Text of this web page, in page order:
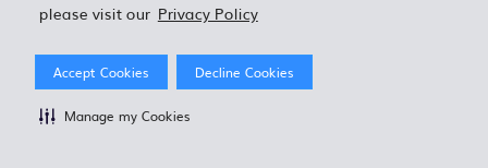
please visit our Privacy Policy
Accept Cookies Decline Cookies
Manage my Cookies